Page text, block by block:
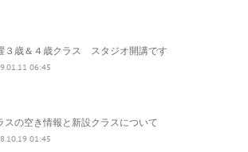
３歳＆４歳クラス スタジオ開講です
06:45
スの空き情報と新設クラスについて
01:45